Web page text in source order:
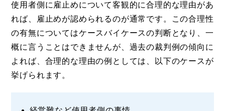
使用者側に雇止めについて客観的に合理的な理由があ
れば、雇止めが認められるのが通常です。この合理性
の有無についてはケースバイケースの判断となり、一
概に言うことはできませんが、過去の裁判例の傾向に
よれば、合理的な理由の例としては、以下のケースが
挙げられます。